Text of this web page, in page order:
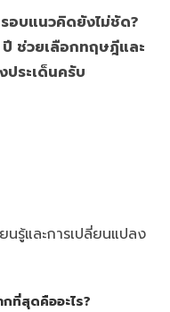
อบแนวคิดยังไม่ชัด?
ช่วยเลือกทฤษฎีและ
ประเด็นครับ
นรู้และการเปลี่ยนแปลง
ที่สุดคืออะไร?